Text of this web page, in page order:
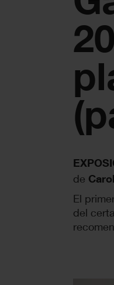
de
El
del